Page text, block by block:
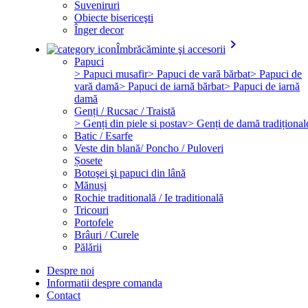
Suveniruri
Obiecte bisericeşti
Înger decor
Îmbrăcăminte şi accesorii keyboard_arrow_right
Papuci
> Papuci musafir> Papuci de vară bărbat> Papuci de
vară damă> Papuci de iarnă bărbat> Papuci de iarnă
damă
Genți / Rucsac / Traistă
> Genți din piele si postav> Genți de damă
Batic / Esarfe
Veste din blană/ Poncho / Puloveri
Șosete
Botoşei şi papuci din lână
Mănuși
Rochie traditională / Ie traditională
Tricouri
Portofele
Brâuri / Curele
Pălării
Despre noi
Informatii despre comanda
Contact